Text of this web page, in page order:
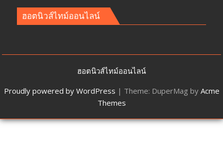
ฮอตนิวส์ไทม์ออนไลน์
ฮอตนิวส์ไทม์ออนไลน์
Proudly powered by WordPress | Theme: DuperMag by Acme
Themes